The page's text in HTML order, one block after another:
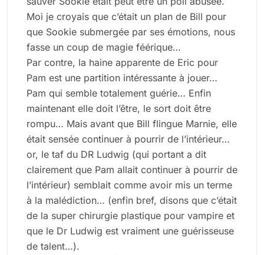
Moi je croyais que c’était un plan de Bill pour
que Sookie submergée par ses émotions, nous
fasse un coup de magie féérique…
Par contre, la haine apparente de Eric pour
Pam est une partition intéressante à jouer…
Pam qui semble totalement guérie… Enfin
maintenant elle doit l’être, le sort doit être
rompu… Mais avant que Bill flingue Marnie, elle
était sensée continuer à pourrir de l’intérieur…
or, le taf du DR Ludwig (qui portant a dit
clairement que Pam allait continuer à pourrir de
l’intérieur) semblait comme avoir mis un terme
à la malédiction… (enfin bref, disons que c’était
de la super chirurgie plastique pour vampire et
que le Dr Ludwig est vraiment une guérisseuse
de talent…).